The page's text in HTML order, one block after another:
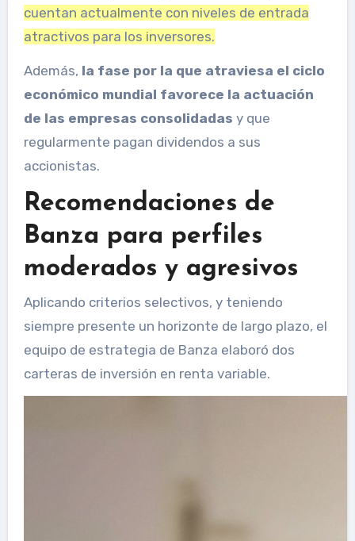
cuentan actualmente con niveles de entrada
atractivos para los inversores.
Además, la fase por la que atraviesa el ciclo
económico mundial favorece la actuación
de las empresas consolidadas y que
regularmente pagan dividendos a sus
accionistas.
Recomendaciones de
Banza para perfiles
moderados y agresivos
Aplicando criterios selectivos, y teniendo
siempre presente un horizonte de largo plazo, el
equipo de estrategia de Banza elaboró ​​dos
carteras de inversión en renta variable.